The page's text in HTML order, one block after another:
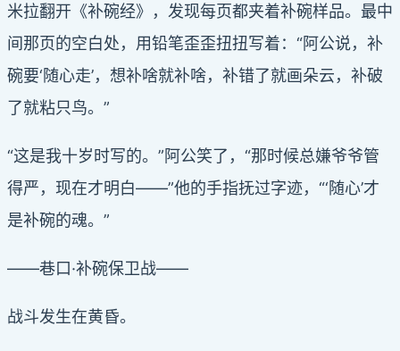
米拉翻开《补碗经》，发现每页都夹着补碗样品。最中
间那页的空白处，用铅笔歪歪扭扭写着：“阿公说，补
碗要‘随心走’，想补啥就补啥，补错了就画朵云，补破
了就粘只鸟。”
“这是我十岁时写的。”阿公笑了，“那时候总嫌爷爷管
得严，现在才明白——”他的手指抚过字迹，“‘随心’才
是补碗的魂。”
——巷口·补碗保卫战——
战斗发生在黄昏。